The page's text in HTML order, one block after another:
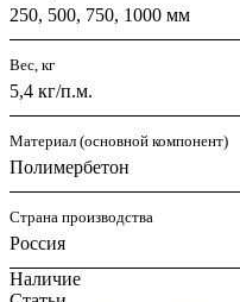
250, 500, 750, 1000 мм
Вес, кг
5,4 кг/п.м.
Материал (основной компонент)
Полимербетон
Страна производства
Россия
Наличие